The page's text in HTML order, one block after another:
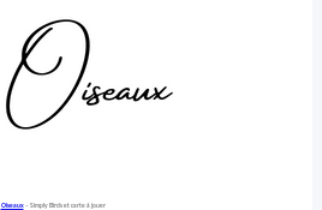
Oiseaux– Simply Birds et carte à jouer